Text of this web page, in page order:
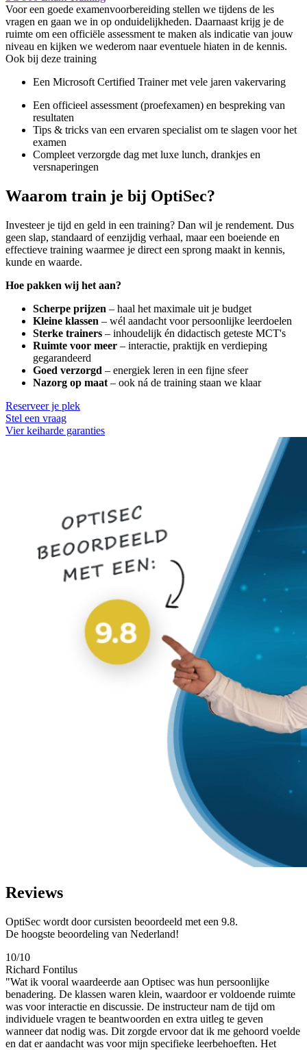
Voor een goede examenvoorbereiding stellen we tijdens de les
vragen en gaan we in op onduidelijkheden. Daarnaast krijg je de
ruimte om een officiële assessment te maken als indicatie van jouw
niveau en kijken we wederom naar eventuele hiaten in de kennis.
Ook bij deze training
Een Microsoft Certified Trainer met vele jaren vakervaring
Een officieel assessment (proefexamen) en bespreking van
resultaten
Tips & tricks van een ervaren specialist om te slagen voor het
examen
Compleet verzorgde dag met luxe lunch, drankjes en
versnaperingen
Waarom train je bij OptiSec?
Investeer je tijd en geld in een training? Dan wil je rendement. Dus
geen slap, standaard of eenzijdig verhaal, maar een boeiende en
effectieve training waarmee je direct een sprong maakt in kennis,
kunde en waarde.
Hoe pakken wij het aan?
Scherpe prijzen – haal het maximale uit je budget
Kleine klassen – wél aandacht voor persoonlijke leerdoelen
Sterke trainers – inhoudelijk én didactisch geteste MCT's
Ruimte voor meer – interactie, praktijk en verdieping
gegarandeerd
Goed verzorgd – energiek leren in een fijne sfeer
Nazorg op maat – ook ná de training staan we klaar
Reserveer je plek
Stel een vraag
Vier keiharde garanties
Reviews
OptiSec wordt door cursisten beoordeeld met een 9.8.
De hoogste beoordeling van Nederland!
10/10
Richard Fontilus
"Wat ik vooral waardeerde aan Optisec was hun persoonlijke
benadering. De klassen waren klein, waardoor er voldoende ruimte
was voor interactie en discussie. De instructeur nam de tijd om
individuele vragen te beantwoorden en extra uitleg te geven
wanneer dat nodig was. Dit zorgde ervoor dat ik me gehoord voelde
en dat er aandacht was voor mijn specifieke leerbehoeften. Het